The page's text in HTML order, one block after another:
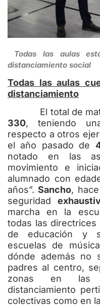
Todas las aulas
distanciamiento
Todas las aulas
distanciamiento
El total de
330, teniendo
respecto a otros
el año pasado de
notado en las
movimiento e
alumnado con
años”.Sancho,
seguridad
marcha en la
todas las directrices
de educación y
escuelas de
dónde además no
padres al centro,
zonas en las
distanciamiento
colectivas como en